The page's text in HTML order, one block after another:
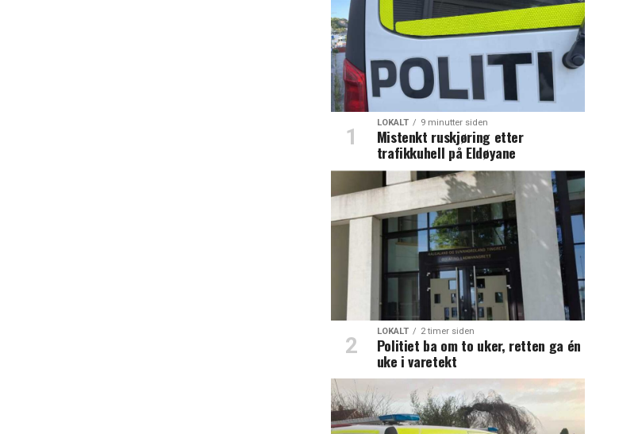
LOKALT 9 minutter siden
Mistenkt ruskjøring etter
trafikkuhell på Eldøyane
LOKALT 2 timer siden
Politiet ba om to uker, retten ga én
uke i varetekt